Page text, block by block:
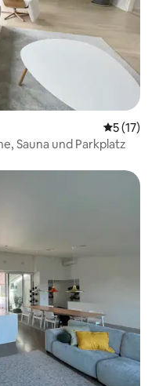
5 (17)
Sauna und Parkplatz